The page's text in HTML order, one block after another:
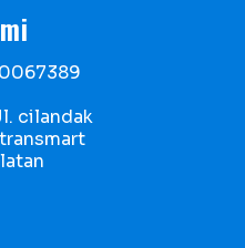
cilandak